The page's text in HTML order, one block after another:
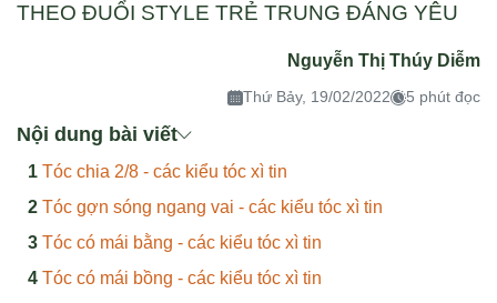
THEO ĐUỔI STYLE TRẺ TRUNG ĐÁNG YÊU
Nguyễn Thị Thúy Diễm
Thứ Bảy, 19/02/2022 5 phút đọc
Nội dung bài viết
Tóc chia 2/8 - các kiểu tóc xì tin
Tóc gợn sóng ngang vai - các kiểu tóc xì tin
Tóc có mái bằng - các kiểu tóc xì tin
Tóc có mái bồng - các kiểu tóc xì tin